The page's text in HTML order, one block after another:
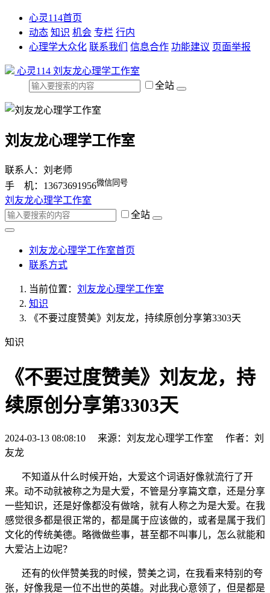
心灵114首页
动态 知识 机会 专栏 行内
心理学大众化 联系我们 信息合作 功能建议 页面举报
心灵114 刘友龙心理学工作室
全站
刘友龙心理学工作室
联系人：刘老师
手 机：13673691956微信同号
刘友龙心理学工作室
全站
刘友龙心理学工作室首页
联系方式
当前位置： 刘友龙心理学工作室
知识
《不要过度赞美》刘友龙，持续原创分享第3303天
知识
《不要过度赞美》刘友龙，持
续原创分享第3303天
2024-03-13 08:08:10 来源：刘友龙心理学工作室 作者：刘
友龙
不知道从什么时候开始，大爱这个词语好像就流行了开
来。动不动就被称之为是大爱，不管是分享篇文章，还是分享
一些知识，还是好像都没有做啥，就有人称之为是大爱。在我
感觉很多都是很正常的，都是属于应该做的，或者是属于我们
文化的传统美德。略微做些事，甚至都不叫事儿，怎么就能和
大爱沾上边呢？
还有的伙伴赞美我的时候，赞美之词，在我看来特别的夸
张，好像我是一位不出世的英雄。对此我心意领了，但是都是